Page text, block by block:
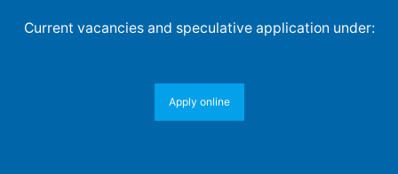
Current vacancies and speculative application under:
Apply online